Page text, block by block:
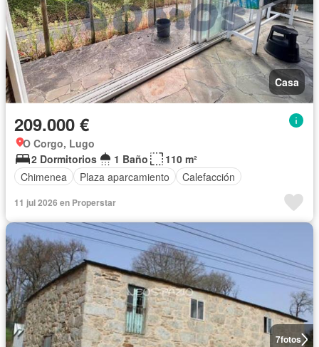
Casa
209.000 €
O Corgo, Lugo
2 Dormitorios
1 Baño
110 m²
Chimenea
Plaza aparcamiento Calefacción
11 jul 2026 en Properstar
7fotos